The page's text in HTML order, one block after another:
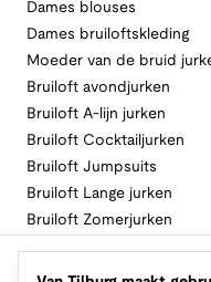
Dames blouses
Dames bruiloftskleding
Moeder van de bruid
Bruiloft avondjurken
Bruiloft A-lijn jurken
Bruiloft Cocktailjurken
Bruiloft Jumpsuits
Bruiloft Lange jurken
Bruiloft Zomerjurken